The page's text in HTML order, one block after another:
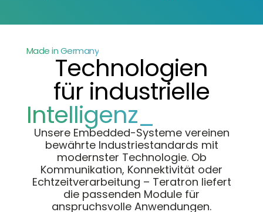
Made in Germany
Technologien
für industrielle
Intelligenz_
Unsere Embedded-Systeme vereinen
bewährte Industriestandards mit
modernster Technologie. Ob
Kommunikation, Konnektivität oder
Echtzeitverarbeitung – Teratron liefert
die passenden Module für
anspruchsvolle Anwendungen.